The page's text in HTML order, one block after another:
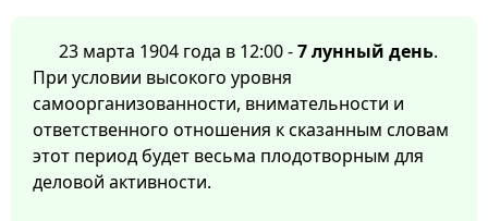
23 марта 1904 года в 12:00 -7 лунный день.
При условии высокого уровня
самоорганизованности, внимательности и
ответственного отношения к сказанным словам
этот период будет весьма плодотворным для
деловой активности.